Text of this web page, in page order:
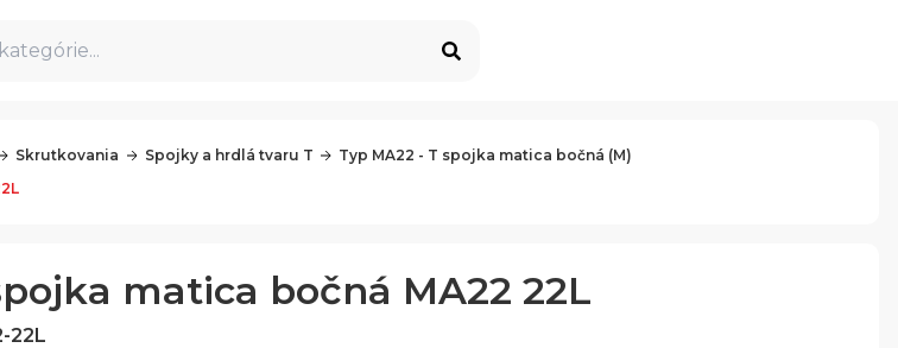
Skrutkovania Spojky a hrdlá tvaru T
Typ MA22 - T spojka matica bočná (M)
matica bočná MA22 22L
22L